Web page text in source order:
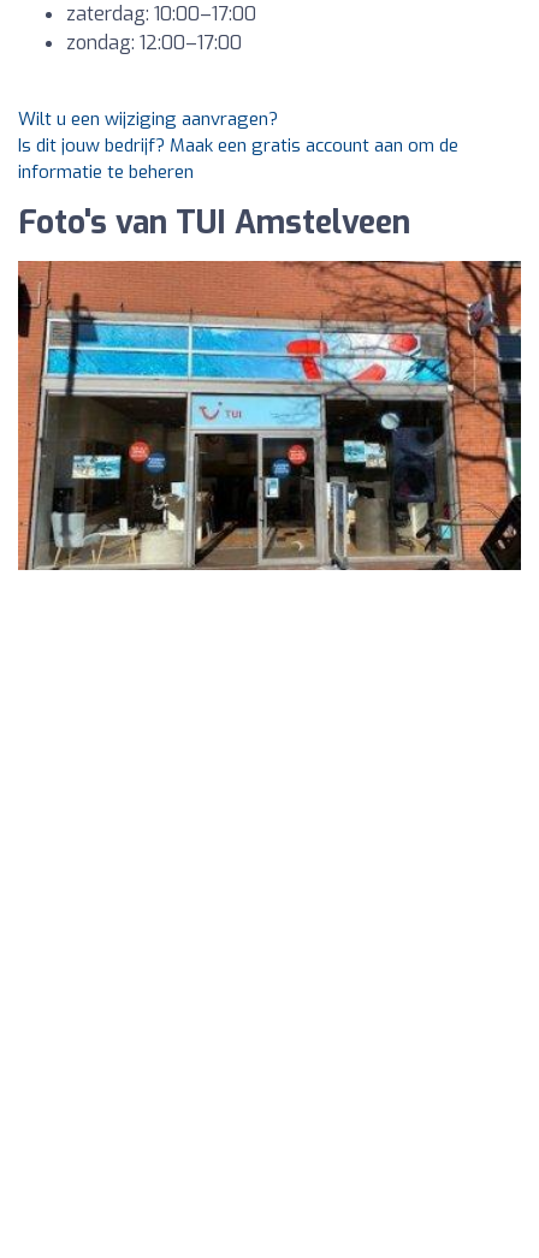
zaterdag: 10:00–17:00
zondag: 12:00–17:00
Wilt u een wijziging aanvragen?
Is dit jouw bedrijf? Maak een gratis account aan om de
informatie te beheren
Foto's van TUI Amstelveen